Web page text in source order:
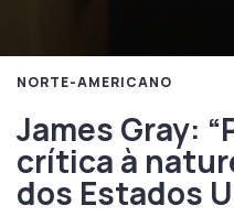
NORTE-AMERICANO
James Gray:
crítica à
dos Estados